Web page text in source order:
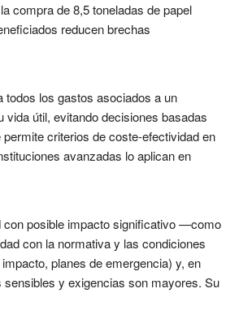
compra de 8,5 toneladas de papel
reducen brechas
todos los gastos asociados a un
útil, evitando decisiones basadas
criterios de coste-efectividad en
avanzadas lo aplican en
con posible impacto significativo —como
con la normativa y las condiciones
planes de emergencia) y, en
y exigencias son mayores. Su